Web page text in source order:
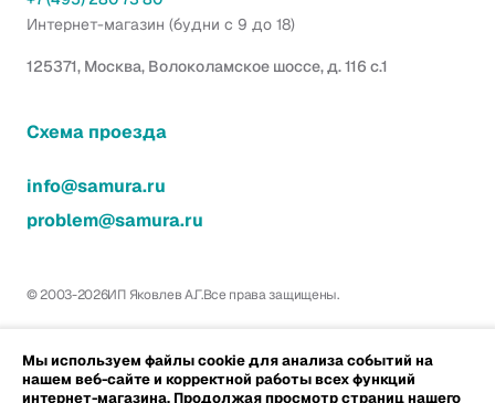
Интернет-магазин (будни с 9 до 18)
125371, Москва, Волоколамское шоссе, д. 116 с.1
Схема проезда
info@samura.ru
problem@samura.ru
© 2003-2026ИП Яковлев А.Г.Все права защищены.
Мы используем файлы cookie для анализа событий на
нашем веб-сайте и корректной работы всех функций
интернет-магазина. Продолжая просмотр страниц нашего